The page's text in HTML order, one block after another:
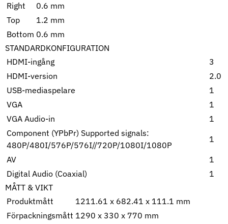
Right
0.6 mm
Top
1.2 mm
Bottom 0.6 mm
STANDARDKONFIGURATION
HDMI-ingång
3
HDMI-version
2.0
USB-mediaspelare
1
VGA
1
VGA Audio-in
1
Component (YPbPr) Supported signals:
480P/480I/576P/576I//720P/1080I/1080P
1
AV
1
Digital Audio (Coaxial)
1
MÅTT & VIKT
Produktmått
1211.61 x 682.41 x 111.1 mm
Förpackningsmått 1290 x 330 x 770 mm